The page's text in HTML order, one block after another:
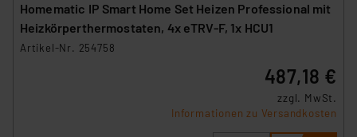
Homematic IP Smart Home Set Heizen Professional mit
Heizkörperthermostaten, 4x eTRV-F, 1x HCU1
Artikel-Nr. 254758
487,18 €
zzgl. MwSt.
Informationen zu Versandkosten